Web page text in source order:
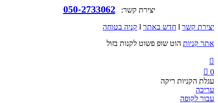
יצירת קשר: 050-2733062
יצירת קשר חדש באתר
קניה בטוחה
אתר קניות הוט שופ פשוט לקנות בזול

0

עגלת הקניות ריקה
עריכה
עבור לקופה